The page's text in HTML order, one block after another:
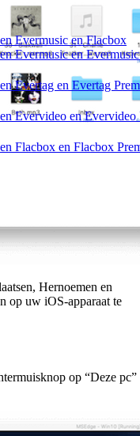
Evermusic en Flacbox
Evermusic en
Evertag en Evertag
Evervideo en Evervideo
Flacbox en Flacbox
Hernoemen en
op uw iOS-apparaat te
op “Deze pc”